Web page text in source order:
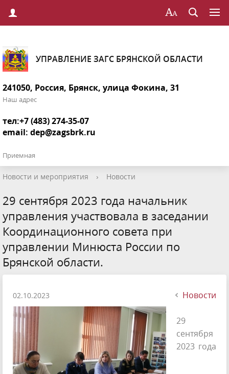
УПРАВЛЕНИЕ ЗАГС БРЯНСКОЙ ОБЛАСТИ
241050, Россия, Брянск, улица Фокина, 31
Наш адрес
тел:+7 (483) 274-35-07
email: dep@zagsbrk.ru
Приемная
Новости и мероприятия › Новости
29 сентября 2023 года начальник
управления участвовала в заседании
Координационного совета при
управлении Минюста России по
Брянской области.
02.10.2023 Новости
29
сентября
2023 года